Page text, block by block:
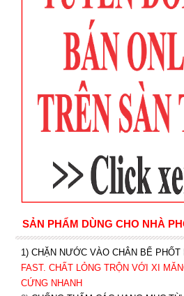
SẢN PHẨM DÙNG CHO NHÀ
1) CHẶN NƯỚC VÀO CHÂN BỂ
FAST. CHẤT LỎNG TRỘN VỚI XI
CỨNG NHANH